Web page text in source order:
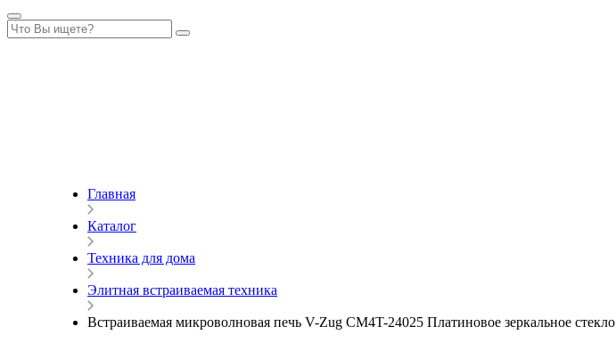
Главная
Каталог
Техника для дома
Элитная встраиваемая техника
Встраиваемая микроволновая печь V-Zug CM4T-24025 Платиновое зеркальное стекло